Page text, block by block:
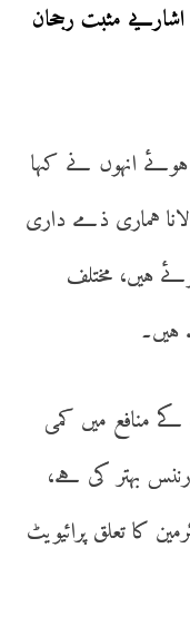
اشاریے مثبت رجحان
انہوں نے کہا
ہماری ذمے داری
ہوئے ہیں، مختلف
ہیں۔
کے منافع میں کمی
بہتر کی ہے،
کا تعلق پرائیویٹ